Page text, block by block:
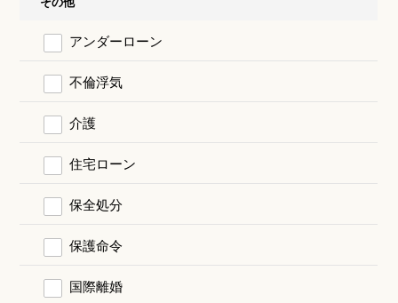
アンダーローン
不倫浮気
介護
住宅ローン
保全処分
保護命令
国際離婚